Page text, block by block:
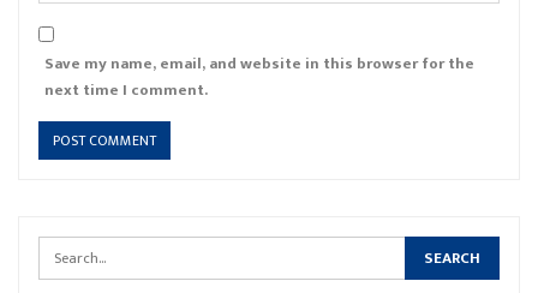
Save my name, email, and website in this browser for the
next time I comment.